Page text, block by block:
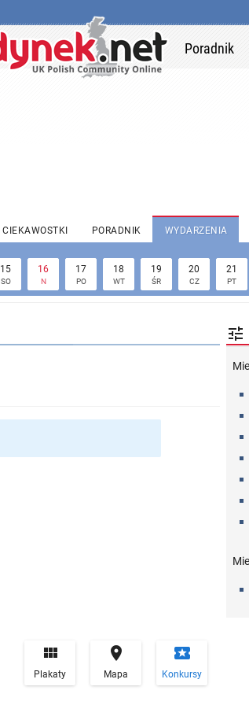
Poradnik
CIEKAWOSTKI PORADNIK WYDARZENIA
15
SO
16
N
17
PO
18
WT
19
ŚR
20
CZ
21
PT


Plakaty

Mapa
local_play
Konkursy